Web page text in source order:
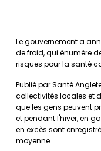
Le gouvernement a
de froid, qui énumère
risques pour la santé
Publié par Santé
collectivités locales et
que les gens peuvent
et pendant l'hiver, en
en excès sont
moyenne.